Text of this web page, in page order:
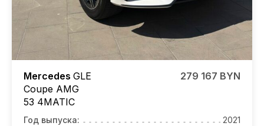
Mercedes GLE
Coupe AMG
53 4MATIC
279 167 BYN
Год выпуска:
2021